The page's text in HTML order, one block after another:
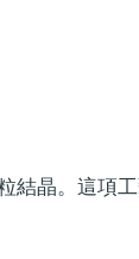
結晶。這項